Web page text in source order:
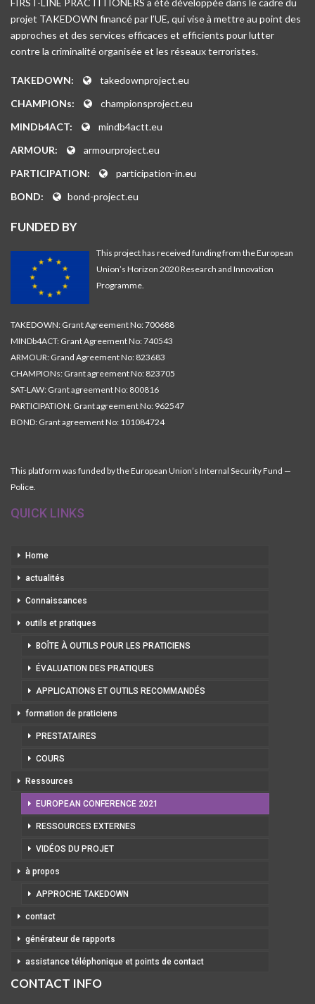
FIRST-LINE PRACTITIONERS a été développée dans le cadre du
projet TAKEDOWN financé par l’UE, qui vise à mettre au point des
approches et des services efficaces et efficients pour lutter
contre la criminalité organisée et les réseaux terroristes.
TAKEDOWN:
takedownproject.eu
CHAMPIONs:
championsproject.eu
MINDb4ACT:
mindb4actt.eu
ARMOUR:
armourproject.eu
PARTICIPATION:
participation-in.eu
BOND:
bond-project.eu
FUNDED BY
This project has received funding from the European
Union’s Horizon 2020 Research and Innovation
Programme.
TAKEDOWN: Grant Agreement No: 700688
MINDb4ACT: Grant Agreement No: 740543
ARMOUR: Grand Agreement No: 823683
CHAMPIONs: Grant agreement No: 823705
SAT-LAW: Grant agreement No: 800816
PARTICIPATION: Grant agreement No: 962547
BOND: Grant agreement No: 101084724
This platform was funded by the European Union’s Internal Security Fund —
Police.
QUICK LINKS
Home
actualités
Connaissances
outils et pratiques
BOÎTE À OUTILS POUR LES PRATICIENS
ÉVALUATION DES PRATIQUES
APPLICATIONS ET OUTILS RECOMMANDÉS
formation de praticiens
PRESTATAIRES
COURS
Ressources
EUROPEAN CONFERENCE 2021
RESSOURCES EXTERNES
VIDÉOS DU PROJET
à propos
APPROCHE TAKEDOWN
contact
générateur de rapports
assistance téléphonique et points de contact
CONTACT INFO